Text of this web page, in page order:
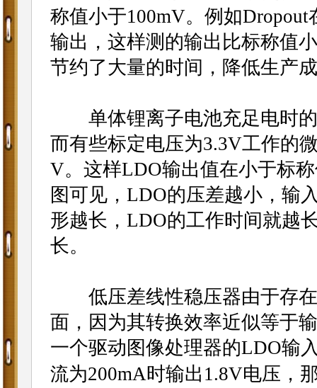
称值小于100mV。例如
输出，这样测的输出比标称值
节约了大量的时间，降低生产
单体锂离子电池充足电时的
而有些标定电压为3.3V工作的
V。这样LDO输出值在小于标
图可见，LDO的压差越小，输
形越长，LDO的工作时间就越
长。
低压差线性稳压器由于存在
面，因为其转换效率近似等于
一个驱动图像处理器的LDO输
流为200mA时输出1.8V电压，